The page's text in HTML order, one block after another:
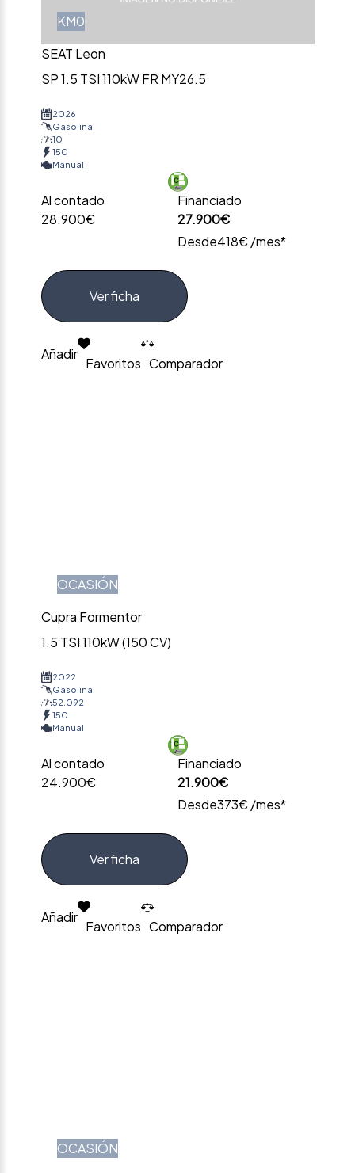
KM0
SEAT Leon
SP 1.5 TSI 110kW FR MY26.5
2026
Gasolina
10
150
Manual
Al contado
28.900€
Financiado
27.900€
Desde418€ /mes*
Ver ficha
Añadir
Favoritos Comparador
OCASIÓN
Cupra Formentor
1.5 TSI 110kW (150 CV)
2022
Gasolina
52.092
150
Manual
Al contado
24.900€
Financiado
21.900€
Desde373€ /mes*
Ver ficha
Añadir
Favoritos Comparador
OCASIÓN